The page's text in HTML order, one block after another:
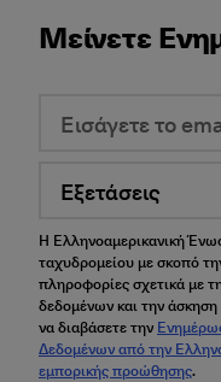
Μείνετε
Εξετάσεις
Η Ελληνοαμερικανική
ταχυδρομείου με σκοπό
πληροφορίες σχετικά με
δεδομένων και την
να διαβάσετε την
Δεδομένων από την
εμπορικής προώθησης.